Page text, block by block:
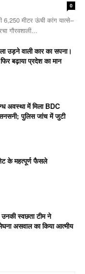
0
6,250 मीटर ऊंची कांग यात्से–
गौरवशाली...
उड़ने वाली कार का सपना।
बढ़ाया प्रदेश का मान
अवस्था में मिला BDC
पुलिस जांच में जुटी
के महत्पूर्ण फैसले
उनकी स्वछता टीम ने
असवाल का किया आत्मीय